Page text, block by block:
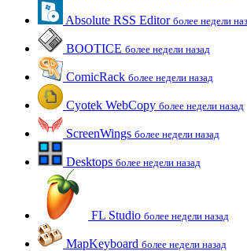
Absolute RSS Editor более недели
BOOTICE более недели назад
ComicRack более недели назад
Cyotek WebCopy более недели назад
ScreenWings более недели назад
Desktops более недели назад
FL Studio более недели назад
MapKeyboard более недели назад